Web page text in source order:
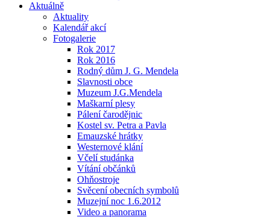
Aktuálně
Aktuality
Kalendář akcí
Fotogalerie
Rok 2017
Rok 2016
Rodný dům J. G. Mendela
Slavnosti obce
Muzeum J.G.Mendela
Maškarní plesy
Pálení čarodějnic
Kostel sv. Petra a Pavla
Emauzské hrátky
Westernové klání
Včelí studánka
Vítání občánků
Ohňostroje
Svěcení obecních symbolů
Muzejní noc 1.6.2012
Video a panorama